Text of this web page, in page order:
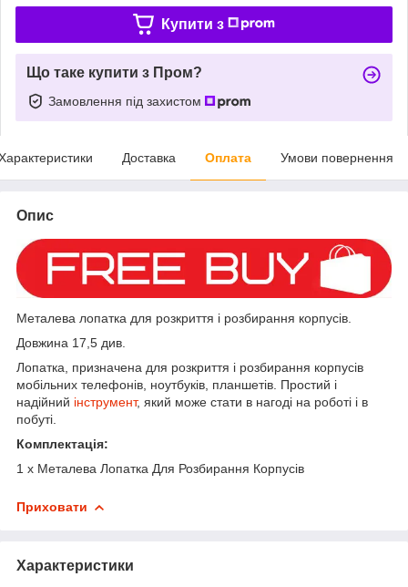
Купити з
Що таке купити з Пром?
Замовлення під захистом
Доставка Оплата Умови повернення
Опис
Металева лопатка для розкриття і розбирання корпусів.
Довжина 17,5 див.
Лопатка, призначена для розкриття і розбирання корпусів
мобільних телефонів, ноутбуків, планшетів. Простий і
надійний інструмент, який може стати в нагоді на роботі і в
побуті.
Комплектація:
1 x Металева Лопатка Для Розбирання Корпусів
Приховати
Характеристики